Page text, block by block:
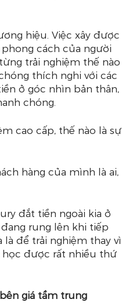
hiệu. Việc xây được
cách của người
trải nghiệm thế nào
thích nghi với các
ở góc nhìn bản thân,
chóng.
cao cấp, thế nào là sự
hàng của mình là ai,
đắt tiền ngoài kia ở
rung lên khi tiếp
để trải nghiệm thay vì
học được rất nhiều thứ
giá tầm trung